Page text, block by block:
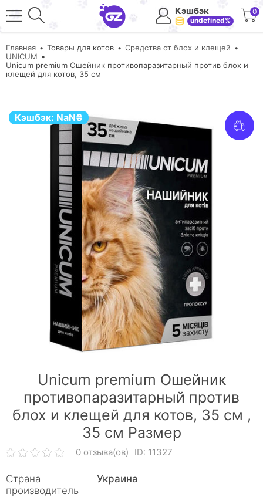
Кэшбэк
undefined%
0
Главная Товары для котов
Средства от блох и клещей
UNICUM
Unicum premium Ошейник противопаразитарный против блох и
клещей для котов, 35 см
Кэшбэк: NaN₴
Unicum premium Ошейник
противопаразитарный против
блох и клещей для котов, 35 см ,
35 см Размер
0 отзыва(ов) ID: 11327
Страна
производитель
Украина